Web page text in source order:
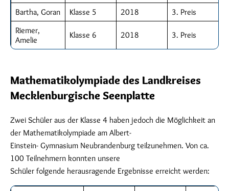
Bartha, Goran Klasse 5 2018
3. Preis
Riemer,
Amelie
Klasse 6 2018 3. Preis
Mathematikolympiade des Landkreises
Mecklenburgische Seenplatte
Zwei Schüler aus der Klasse 4 haben jedoch die Möglichkeit an
der Mathematikolympiade am Albert-
Einstein- Gymnasium Neubrandenburg teilzunehmen. Von ca.
100 Teilnehmern konnten unsere
Schüler folgende herausragende Ergebnisse erreicht werden: